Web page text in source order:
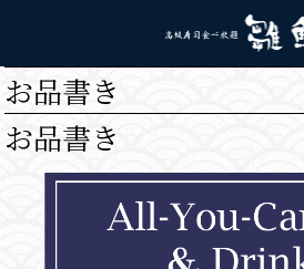
お品書き
お品書き